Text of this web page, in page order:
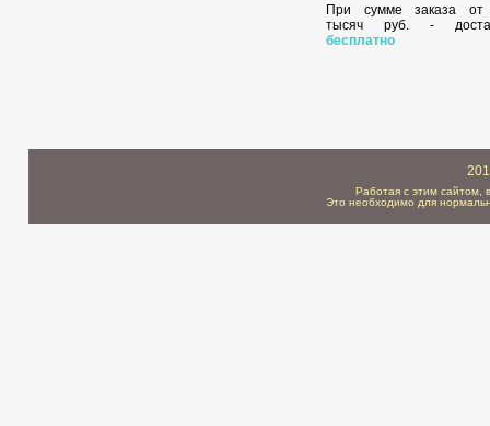
При сумме заказа
тысяч руб. -
бесплатно
Работая с этим сайтом,
Это необходимо для